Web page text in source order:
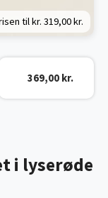
til kr. 319,00 kr.
i lyserøde
369,00 kr.